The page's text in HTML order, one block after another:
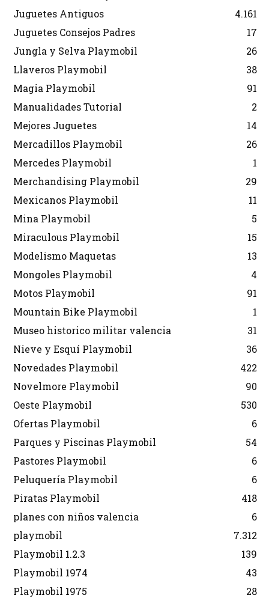
Juguetes Antiguos
4.161
Juguetes Consejos Padres
17
Jungla y Selva Playmobil
26
Llaveros Playmobil
38
Magia Playmobil
91
Manualidades Tutorial
2
Mejores Juguetes
14
Mercadillos Playmobil
26
Mercedes Playmobil
1
Merchandising Playmobil
29
Mexicanos Playmobil
11
Mina Playmobil
5
Miraculous Playmobil
15
Modelismo Maquetas
13
Mongoles Playmobil
4
Motos Playmobil
91
Mountain Bike Playmobil
1
Museo historico militar valencia
31
Nieve y Esquí Playmobil
36
Novedades Playmobil
422
Novelmore Playmobil
90
Oeste Playmobil
530
Ofertas Playmobil
6
Parques y Piscinas Playmobil
54
Pastores Playmobil
6
Peluquería Playmobil
6
Piratas Playmobil
418
planes con niños valencia
6
playmobil
7.312
Playmobil 1.2.3
139
Playmobil 1974
43
Playmobil 1975
28